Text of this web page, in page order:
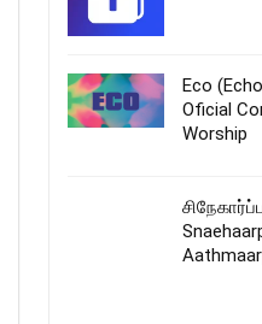
Eco
Oficial
Worship